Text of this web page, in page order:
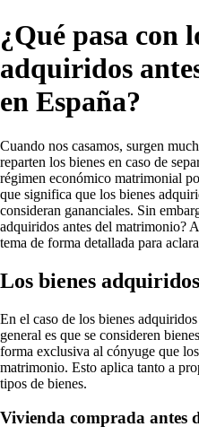
¿Qué pasa con
adquiridos
en España?
Cuando nos casamos, surgen
reparten los bienes en caso de
régimen económico matrimonial
que significa que los bienes
consideran gananciales. Sin
adquiridos antes del matrimonio?
tema de forma detallada para
Los bienes
En el caso de los bienes
general es que se consideren
forma exclusiva al cónyuge que
matrimonio. Esto aplica tanto a
tipos de bienes.
Vivienda comprada antes